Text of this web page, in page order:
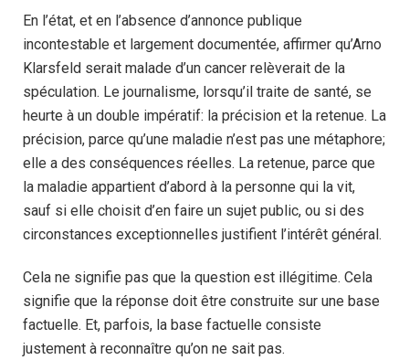
En l’état, et en l’absence d’annonce publique
incontestable et largement documentée, affirmer qu’Arno
Klarsfeld serait malade d’un cancer relèverait de la
spéculation. Le journalisme, lorsqu’il traite de santé, se
heurte à un double impératif: la précision et la retenue. La
précision, parce qu’une maladie n’est pas une métaphore;
elle a des conséquences réelles. La retenue, parce que
la maladie appartient d’abord à la personne qui la vit,
sauf si elle choisit d’en faire un sujet public, ou si des
circonstances exceptionnelles justifient l’intérêt général.
Cela ne signifie pas que la question est illégitime. Cela
signifie que la réponse doit être construite sur une base
factuelle. Et, parfois, la base factuelle consiste
justement à reconnaître qu’on ne sait pas.